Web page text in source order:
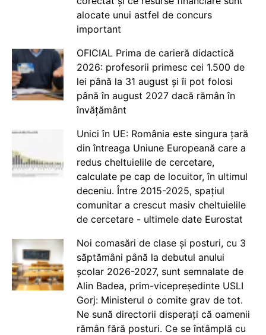
alocate unui astfel de concurs
important
OFICIAL Prima de carieră didactică
2026: profesorii primesc cei 1.500 de
lei până la 31 august și îi pot folosi
până în august 2027 dacă rămân în
învățământ
Unici în UE: România este singura țară
din întreaga Uniune Europeană care a
redus cheltuielile de cercetare,
calculate pe cap de locuitor, în ultimul
deceniu. Între 2015-2025, spațiul
comunitar a crescut masiv cheltuielile
de cercetare - ultimele date Eurostat
Noi comasări de clase și posturi, cu 3
săptămâni până la debutul anului
școlar 2026-2027, sunt semnalate de
Alin Badea, prim-vicepreședinte USLI
Gorj: Ministerul o comite grav de tot.
Ne sună directorii disperați că oamenii
rămân fără posturi. Ce se întâmplă cu